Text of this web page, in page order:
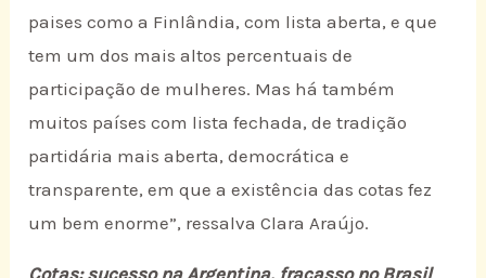
paises como a Finlândia, com lista aberta, e que
tem um dos mais altos percentuais de
participação de mulheres. Mas há também
muitos países com lista fechada, de tradição
partidária mais aberta, democrática e
transparente, em que a existência das cotas fez
um bem enorme”, ressalva Clara Araújo.